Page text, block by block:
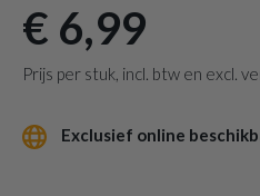
€ 6,99
Prijs per stuk, incl. btw en excl.
Exclusief online